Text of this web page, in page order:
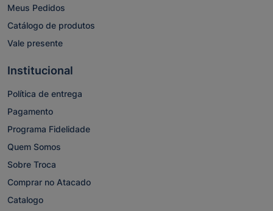
Meus Pedidos
Catálogo de produtos
Vale presente
Institucional
Política de entrega
Pagamento
Programa Fidelidade
Quem Somos
Sobre Troca
Comprar no Atacado
Catalogo